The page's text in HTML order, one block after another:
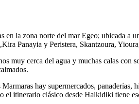
en la zona norte del mar Egeo; ubicada a
Panayia y Peristera, Skantzoura,
muy cerca del agua y muchas calas con
hay supermercados, panaderías,
itinerario clásico desde Halkidiki tiene